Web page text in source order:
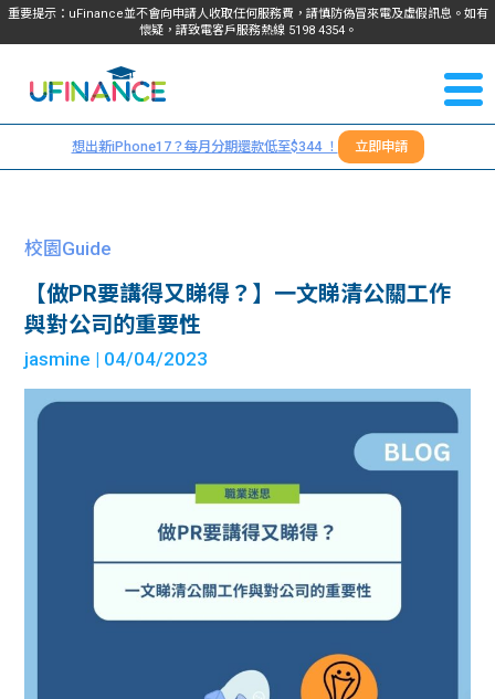
重要提示：uFinance並不會向申請人收取任何服務費，請慎防偽冒來電及虛假訊息。如有
懷疑，請致電客戶服務熱線 5198 4354。
我們
服務
貸款
計算
機
學生
故事
資訊
大專
生筍
工推
問題
學生
福利
uFina
聯絡
們
＋
想出新iPhone17？每月分期還款低至$344 ！ 立即申請
校園Guide
【做PR要講得又睇得？】一文睇清公關工作
與對公司的重要性
jasmine | 04/04/2023